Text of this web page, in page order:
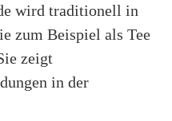
wird traditionell in
zum Beispiel als Tee
zeigt
in der